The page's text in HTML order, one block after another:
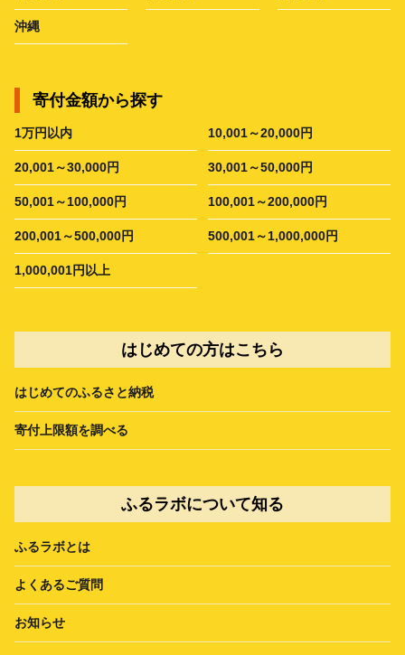
沖縄
寄付金額から探す
1万円以内 10,001～20,000円
20,001～30,000円 30,001～50,000円
50,001～100,000円 100,001～200,000円
200,001～500,000円 500,001～1,000,000円
1,000,001円以上
はじめての方はこちら
はじめてのふるさと納税
寄付上限額を調べる
ふるラボについて知る
ふるラボとは
よくあるご質問
お知らせ